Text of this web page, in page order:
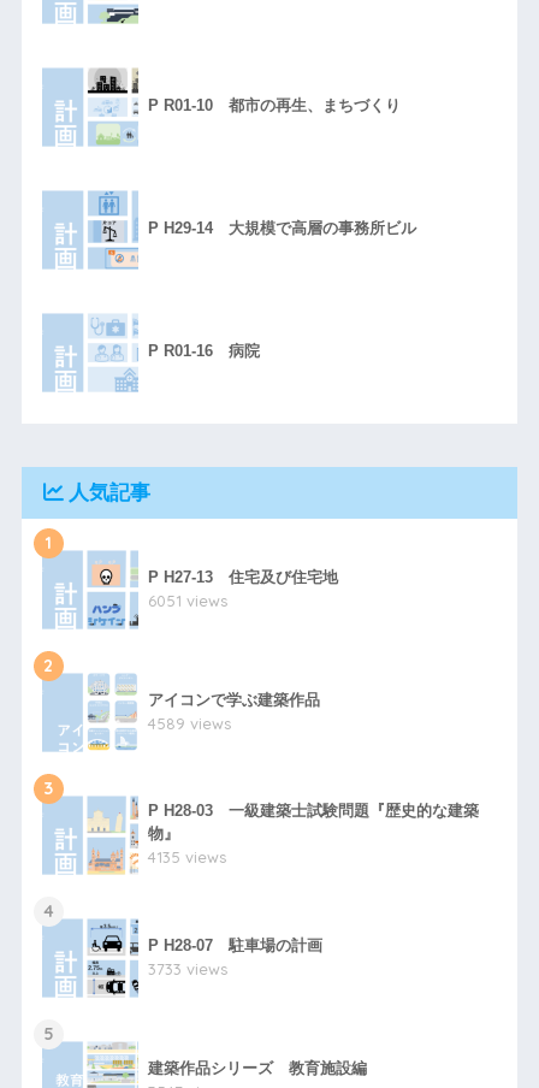
P R01-10 都市の再生、まちづくり
P H29-14 大規模で高層の事務所ビル
P R01-16 病院
人気記事
1
P H27-13 住宅及び住宅地
6051 views
2
アイコンで学ぶ建築作品
4589 views
3
P H28-03 一級建築士試験問題『歴史的な建築
物』
4135 views
4
P H28-07 駐車場の計画
3733 views
5
建築作品シリーズ 教育施設編